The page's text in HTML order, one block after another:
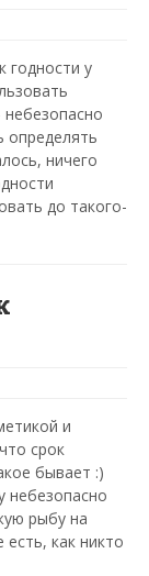
годности у
определять
ничего
до такого-
и
срок
бывает :)
небезопасно
рыбу на
как никто